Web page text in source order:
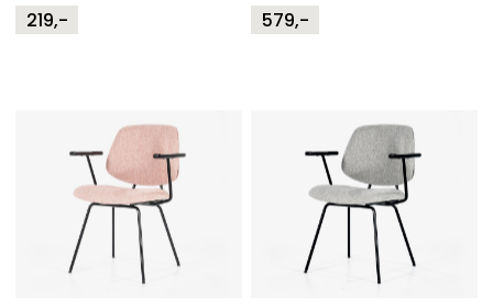
219,- 579,-